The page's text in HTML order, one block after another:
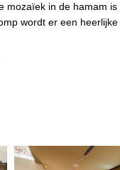
mozaïek in de hamam
wordt er een